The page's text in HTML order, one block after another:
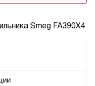
Smeg FA390X4